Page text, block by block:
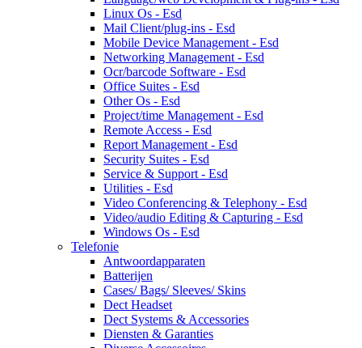
Linux Os - Esd
Mail Client/plug-ins - Esd
Mobile Device Management - Esd
Networking Management - Esd
Ocr/barcode Software - Esd
Office Suites - Esd
Other Os - Esd
Project/time Management - Esd
Remote Access - Esd
Report Management - Esd
Security Suites - Esd
Service & Support - Esd
Utilities - Esd
Video Conferencing & Telephony - Esd
Video/audio Editing & Capturing - Esd
Windows Os - Esd
Telefonie
Antwoordapparaten
Batterijen
Cases/ Bags/ Sleeves/ Skins
Dect Headset
Dect Systems & Accessories
Diensten & Garanties